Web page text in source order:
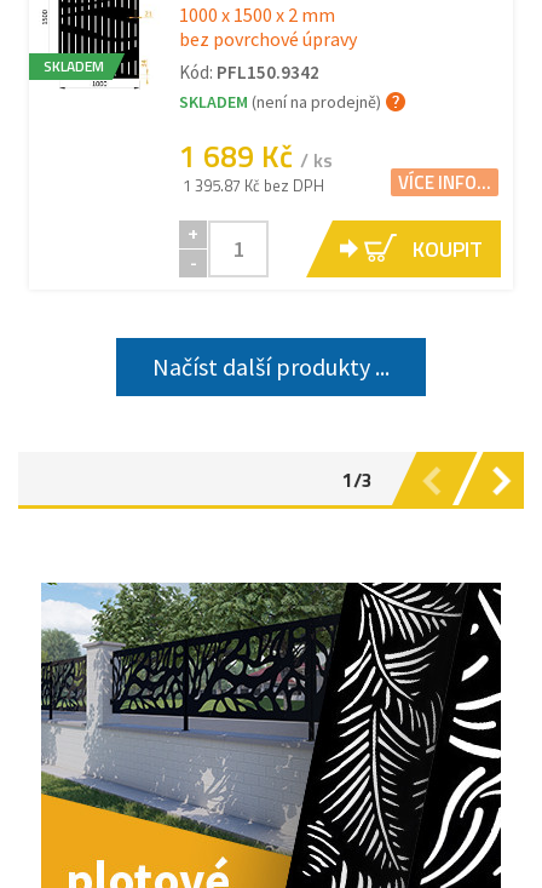
SKLADEM
1000 x 1500 x 2 mm
bez povrchové úpravy
Kód: PFL150.9342
SKLADEM (není na prodejně)
1 689 Kč / ks
1 395.87 Kč bez DPH VÍCE INFO...
+
-
KOUPIT
Načíst další produkty ...
1/3